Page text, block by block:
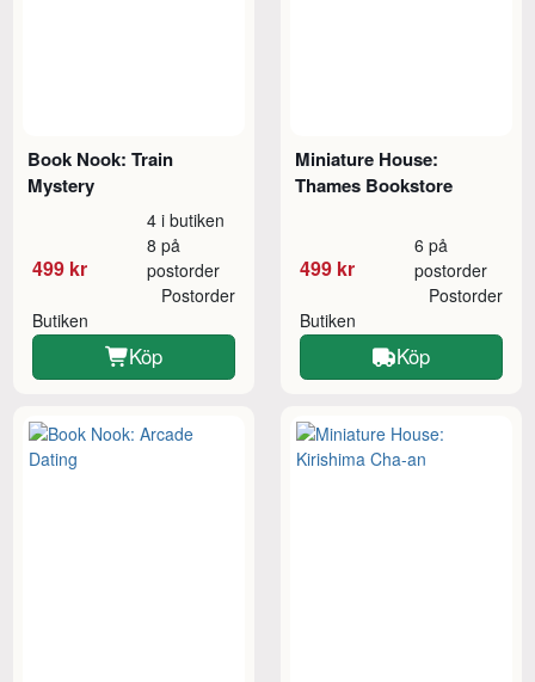
Book Nook: Train
Mystery
499 kr
4 i butiken
8 på
postorder
Butiken
Postorder
Köp
Miniature House:
Thames Bookstore
499 kr
6 på
postorder
Butiken
Postorder
Köp